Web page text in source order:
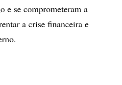
e se comprometeram a
a crise financeira e